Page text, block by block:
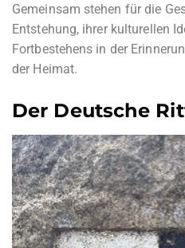
Gemeinsam stehen für die
Entstehung, ihrer kulturellen
Fortbestehens in der
der Heimat.
Der Deutsche